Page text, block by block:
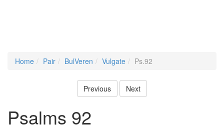
Home Pair BulVeren Vulgate Ps.92
Previous Next
Psalms 92